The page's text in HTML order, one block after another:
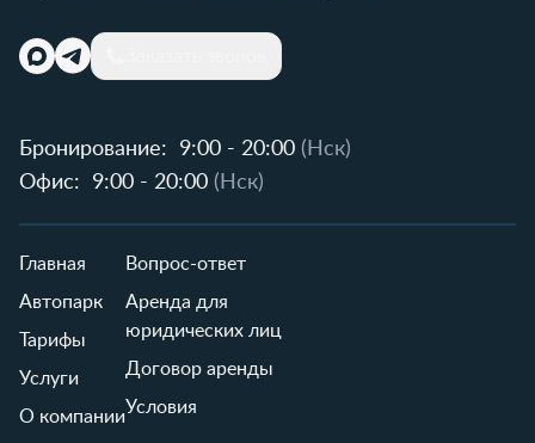
Бронирование: 9:00 - 20:00 (Нск)
Офис:
9:00 - 20:00 (Нск)
Главная
Автопарк
Тарифы
Услуги
О компании
Вопрос-ответ
Аренда для
юридических лиц
Договор аренды
Условия